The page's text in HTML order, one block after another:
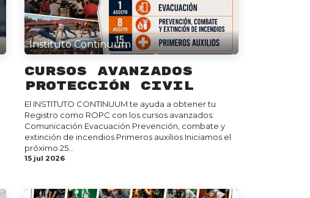
Instituto Continuum
Cursos Avanzados
Protección Civil
El INSTITUTO CONTINUUM te ayuda a obtener tu
Registro como ROPC con los cursos avanzados:
Comunicación Evacuación Prevención, combate y
extinción de incendios Primeros auxilios Iniciamos el
próximo 25...
15 jul 2026